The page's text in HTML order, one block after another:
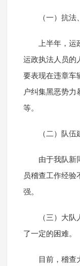
（一）抗
上半年，
运政执法人员的
要表现在违章车
户纠集黑恶势力
等。
（二）队
由于我队新
员稽查工作经验
强。
（三）大
了一定的困难。
目前，稽查